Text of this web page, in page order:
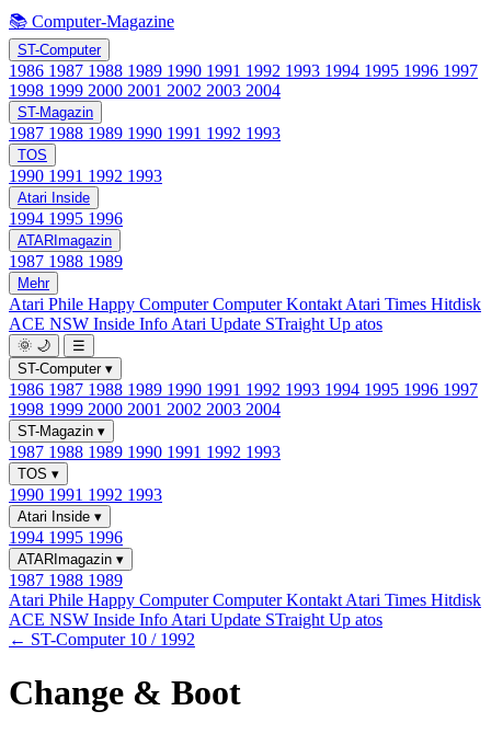
📚 Computer-Magazine
ST-Computer
1986 1987 1988 1989 1990 1991 1992 1993 1994 1995 1996 1997
1998 1999 2000 2001 2002 2003 2004
ST-Magazin
1987 1988 1989 1990 1991 1992 1993
TOS
1990 1991 1992 1993
Atari Inside
1994 1995 1996
ATARImagazin
1987 1988 1989
Mehr
Atari Phile Happy ComputerComputer Kontakt Atari Times Hitdisk
ACE NSW Inside Info Atari Update STraight Up atos
🌞 🌙
☰
ST-Computer ▾
1986 1987 1988 1989 1990 1991 1992 1993 1994 1995 1996 1997
1998 1999 2000 2001 2002 2003 2004
ST-Magazin ▾
1987 1988 1989 1990 1991 1992 1993
TOS ▾
1990 1991 1992 1993
Atari Inside ▾
1994 1995 1996
ATARImagazin ▾
1987 1988 1989
Atari Phile Happy ComputerComputer Kontakt Atari Times Hitdisk
ACE NSW Inside Info Atari Update STraight Up atos
← ST-Computer 10 / 1992
Change & Boot